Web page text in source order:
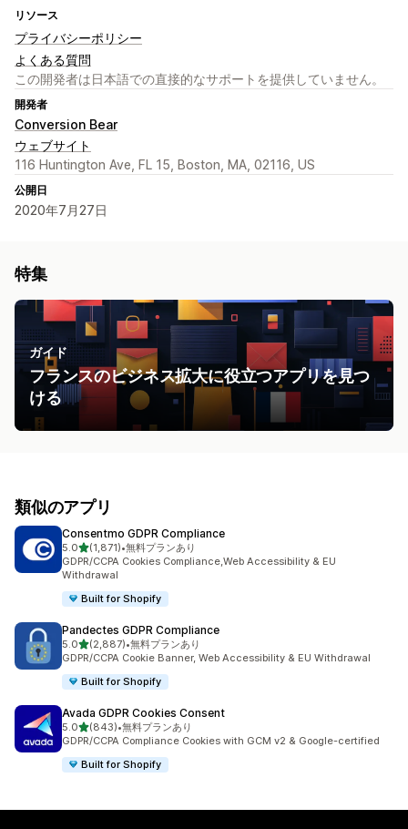
リソース
プライバシーポリシー
よくある質問
この開発者は日本語での直接的なサポートを提供していません。
開発者
Conversion Bear
ウェブサイト
116 Huntington Ave, FL 15, Boston, MA, 02116, US
公開日
2020年7月27日
特集
ガイド
フランスのビジネス拡大に役立つアプリを見つ
ける
類似のアプリ
Consentmo GDPR Compliance
5.05つ星中
(1,871)
合計レビュー数：1871件
•無料プランあり
GDPR/CCPA Cookies Compliance,Web Accessibility & EU
Withdrawal
Built for Shopify
Pandectes GDPR Compliance
5.05つ星中
(2,887)
合計レビュー数：2887件
•無料プランあり
GDPR/CCPA Cookie Banner, Web Accessibility & EU Withdrawal
Built for Shopify
Avada GDPR Cookies Consent
5.05つ星中
(843)
合計レビュー数：843件
•無料プランあり
GDPR/CCPA Compliance Cookies with GCM v2 & Google-certified
Built for Shopify